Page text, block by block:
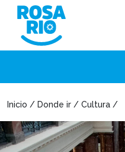
Inicio / Donde ir / Cultura /